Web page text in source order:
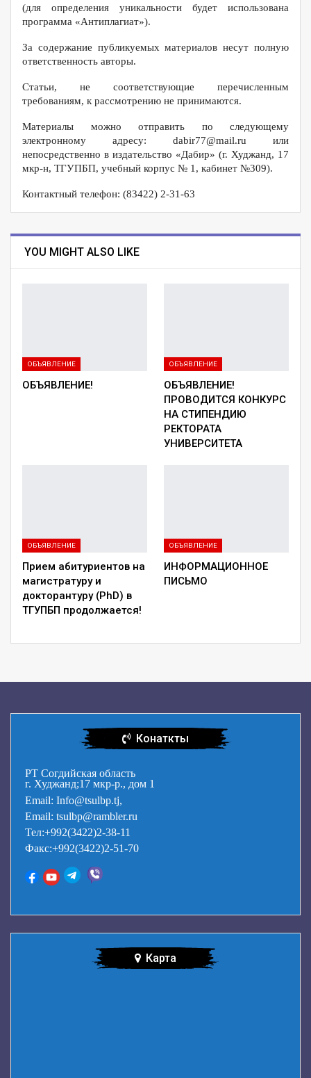
(для определения уникальности будет использована
программа «Антиплагиат»).
За содержание публикуемых материалов несут полную
ответственность авторы.
Статьи, не соответствующие перечисленным
требованиям, к рассмотрению не принимаются.
Материалы можно отправить по следующему
электронному адресу: dabir77@mail.ru или
непосредственно в издательство «Дабир» (г. Худжанд, 17
мкр-н, ТГУПБП, учебный корпус № 1, кабинет №309).
Контактный телефон: (83422) 2-31-63
YOU MIGHT ALSO LIKE
ОБЪЯВЛЕНИЕ
ОБЪЯВЛЕНИЕ!
ОБЪЯВЛЕНИЕ
ОБЪЯВЛЕНИЕ!
ПРОВОДИТСЯ КОНКУРС
НА СТИПЕНДИЮ
РЕКТОРАТА
УНИВЕРСИТЕТА
ОБЪЯВЛЕНИЕ
Прием абитуриентов на
магистратуру и
докторантуру (PhD) в
ТГУПБП продолжается!
ОБЪЯВЛЕНИЕ
ИНФОРМАЦИОННОЕ
ПИСЬМО
Конаткты
РТ Согдийская область
г. Худжанд;17 мкр-р., дом 1
Email: Info@tsulbp.tj,
Email: tsulbp@rambler.ru
Тел:+992(3422)2-38-11
Факс:+992(3422)2-51-70
Карта